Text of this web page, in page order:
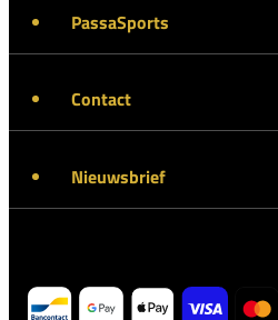
PassaSports
Contact
Nieuwsbrief